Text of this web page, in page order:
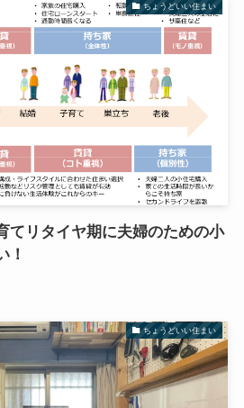
ちょうどいい住まい
てリタイヤ期に夫婦のための小
！
ちょうどいい住まい